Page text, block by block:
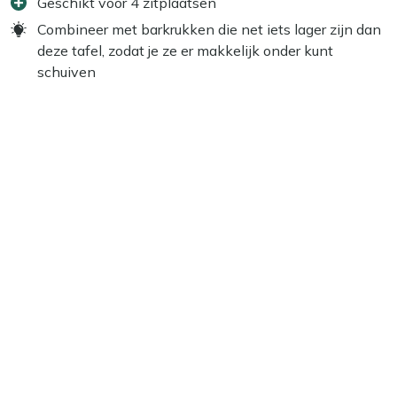
Combineer met barkrukken die net iets lager zijn dan
deze tafel, zodat je ze er makkelijk onder kunt
schuiven